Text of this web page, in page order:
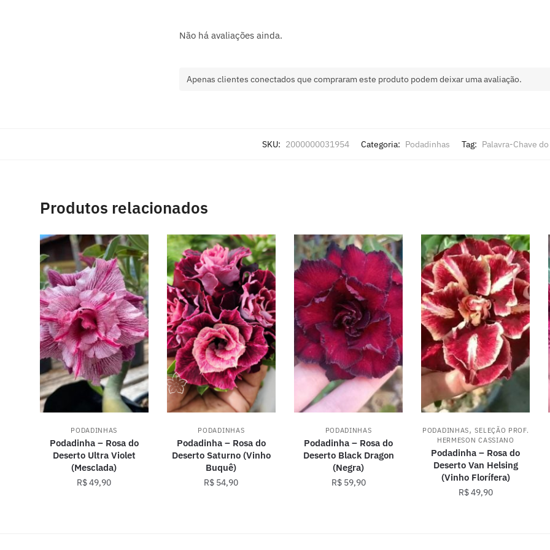
Não há avaliações ainda.
Apenas clientes conectados que compraram este produto podem deixar uma avaliação.
SKU: 2000000031954 Categoria: Podadinhas Tag: Palavra-Chave
Produtos relacionados
PODADINHAS
Podadinha – Rosa do
Deserto Ultra Violet
(Mesclada)
R$49,90
PODADINHAS
Podadinha – Rosa do
Deserto Saturno (Vinho
Buquê)
R$ 54,90
PODADINHAS
Podadinha – Rosa do
Deserto Black Dragon
(Negra)
R$59,90
PODADINHAS,SELEÇÃO PROF.
HERMESON CASSIANO
Podadinha – Rosa do
Deserto Van Helsing
(Vinho Florífera)
R$49,90